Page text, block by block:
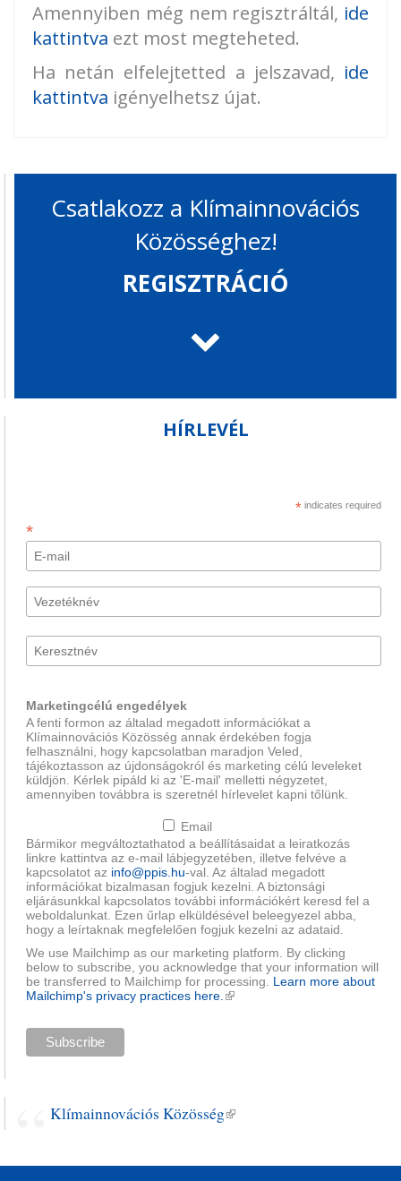
Amennyiben még nem regisztráltál, ide
kattintva ezt most megteheted.
Ha netán elfelejtetted a jelszavad, ide
kattintva igényelhetsz újat.
Csatlakozz a Klímainnovációs
Közösséghez!
REGISZTRÁCIÓ
HÍRLEVÉL
* indicates required
*
Marketingcélú engedélyek
A fenti formon az általad megadott információkat a
Klímainnovációs Közösség annak érdekében fogja
felhasználni, hogy kapcsolatban maradjon Veled,
tájékoztasson az újdonságokról és marketing célú leveleket
küldjön. Kérlek pipáld ki az 'E-mail' melletti négyzetet,
amennyiben továbbra is szeretnél hírlevelet kapni tőlünk.
Email
Bármikor megváltoztathatod a beállításaidat a leiratkozás
linkre kattintva az e-mail lábjegyzetében, illetve felvéve a
kapcsolatot az info@ppis.hu-val. Az általad megadott
információkat bizalmasan fogjuk kezelni. A biztonsági
eljárásunkkal kapcsolatos további információkért keresd fel a
weboldalunkat. Ezen űrlap elküldésével beleegyezel abba,
hogy a leírtaknak megfelelően fogjuk kezelni az adataid.
We use Mailchimp as our marketing platform. By clicking
below to subscribe, you acknowledge that your information will
be transferred to Mailchimp for processing. Learn more about
Mailchimp's privacy practices here. (külső hivatkozás)
Klímainnovációs Közösség(külső hivatkozás)